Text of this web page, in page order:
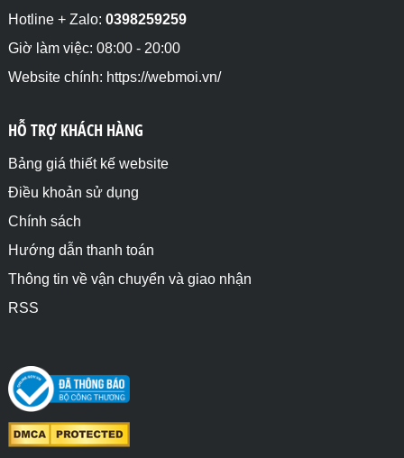
Hotline + Zalo: 0398259259
Giờ làm việc: 08:00 - 20:00
Website chính: https://webmoi.vn/
HỖ TRỢ KHÁCH HÀNG
Bảng giá thiết kế website
Điều khoản sử dụng
Chính sách
Hướng dẫn thanh toán
Thông tin về vận chuyển và giao nhận
RSS